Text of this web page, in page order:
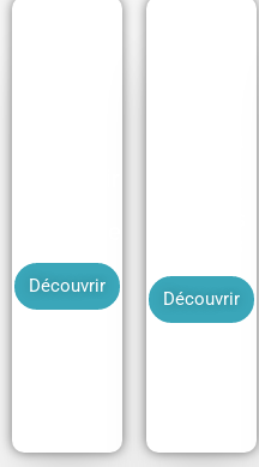
Découvrir
Découvrir